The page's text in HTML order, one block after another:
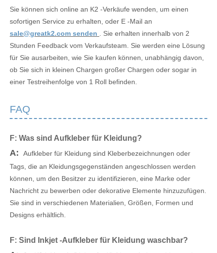
Sie können sich online an K2 -Verkäufe wenden, um einen
sofortigen Service zu erhalten, oder E -Mail an
sale@greatk2.com senden
. Sie erhalten innerhalb von 2
Stunden Feedback vom Verkaufsteam. Sie werden eine Lösung
für Sie ausarbeiten, wie Sie kaufen können, unabhängig davon,
ob Sie sich in kleinen Chargen großer Chargen oder sogar in
einer Testreihenfolge von 1 Roll befinden.
FAQ
F: Was sind Aufkleber für Kleidung?
A:
Aufkleber für Kleidung sind Kleberbezeichnungen oder
Tags, die an Kleidungsgegenständen angeschlossen werden
können, um den Besitzer zu identifizieren, eine Marke oder
Nachricht zu bewerben oder dekorative Elemente hinzuzufügen.
Sie sind in verschiedenen Materialien, Größen, Formen und
Designs erhältlich.
F: Sind Inkjet -Aufkleber für Kleidung waschbar?